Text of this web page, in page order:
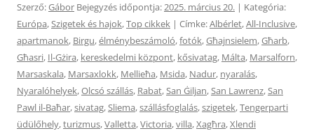
Szerző:Gábor Bejegyzés időpontja:2025. március 20. | Kategória:
Európa,Szigetek és hajok,Top cikkek | Címke:Albérlet,All-Inclusive,
apartmanok, Birgu,élménybeszámoló,fotók,Għajnsielem,Għarb,
Għasri, Il-Gżira, kereskedelmi központ, kősivatag, Málta, Marsalforn,
Marsaskala, Marsaxlokk, Mellieħa, Msida, Nadur, nyaralás,
Nyaralóhelyek,Olcsó szállás, Rabat,San Ġiljan,San Lawrenz,San
Pawl il-Baħar,sivatag,Sliema,szállásfoglalás,szigetek,Tengerparti
üdülőhely,turizmus,Valletta,Victoria,villa,Xagħra,Xlendi